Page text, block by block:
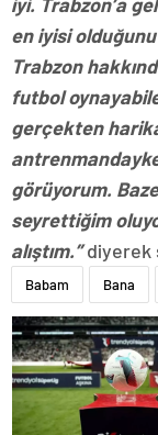
en iyisi
Trabzon
futbol
gerçekten
görüyorum.
seyrettiğim
alıştım.” diyerek
Babam Bana